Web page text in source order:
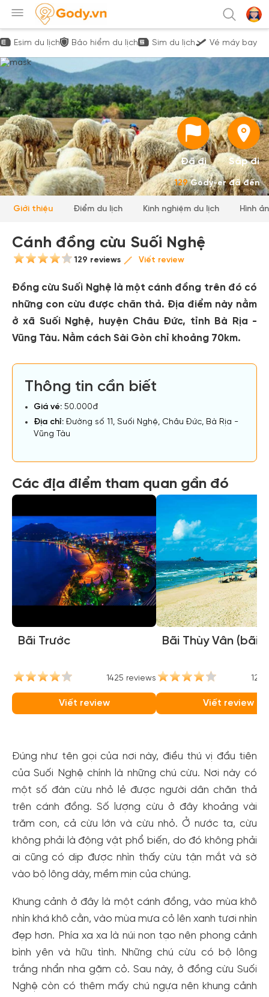
Esim du lịch Bảo hiểm du lịch Sim du lịch Vé máy bay
Đã đi Sắp đi
129Gody-er đã đến
Giới thiệu Điểm du lịch Kinh nghiệm du lịch Hình
Cánh đồng cừu Suối Nghệ
129 reviews Viết review
Đồng cừu Suối Nghệ là một cánh đồng trên đó có
những con cừu được chăn thả. Địa điểm này nằm
ở xã Suối Nghệ, huyện Châu Đức, tỉnh Bà Rịa -
Vũng Tàu. Nằm cách Sài Gòn chỉ khoảng 70km.
Thông tin cần biết
Giá vé: 50.000đ
Địa chỉ: Đường số 11, Suối Nghệ, Châu Đức, Bà Rịa -
Vũng Tàu
Các địa điểm tham quan gần đó
Bãi Trước
1425 reviews
Viết review
Bãi Thùy Vân (bãi
Viết review
Đúng như tên gọi của nơi này, điều thú vị đầu tiên
của Suối Nghệ chính là những chú cừu. Nơi này có
một số đàn cừu nhỏ lẻ được người dân chăn thả
trên cánh đồng. Số lượng cừu ở đây khoảng vài
trăm con, cả cừu lớn và cừu nhỏ. Ở nước ta, cừu
không phải là động vật phổ biến, do đó không phải
ai cũng có dịp được nhìn thấy cừu tận mắt và sờ
vào bộ lông dày, mềm mịn của chúng.
Khung cảnh ở đây là một cánh đồng, vào mùa khô
nhìn khá khô cằn, vào mùa mưa cỏ lên xanh tươi nhìn
đẹp hơn. Phía xa xa là núi non tạo nên phong cảnh
bình yên và hữu tình. Những chú cừu có bộ lông
trắng nhẩn nha gặm cỏ. Sau này, ở đồng cừu Suối
Nghệ còn có thêm mấy chú ngựa nên khung cảnh